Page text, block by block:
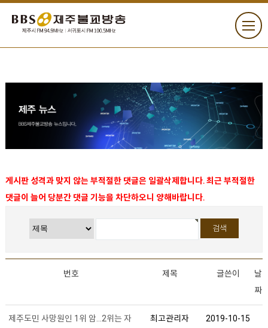
게시판 성격과 맞지 않는 부적절한 댓글은 일괄삭제합니다. 최근 부적절한
댓글이 늘어 당분간 댓글 기능을 차단하오니 양해바랍니다.
번호 제목 글쓴이
날
짜
제주도민 사망원인 1위 암...2위는 자
최고관리자 2019-10-15